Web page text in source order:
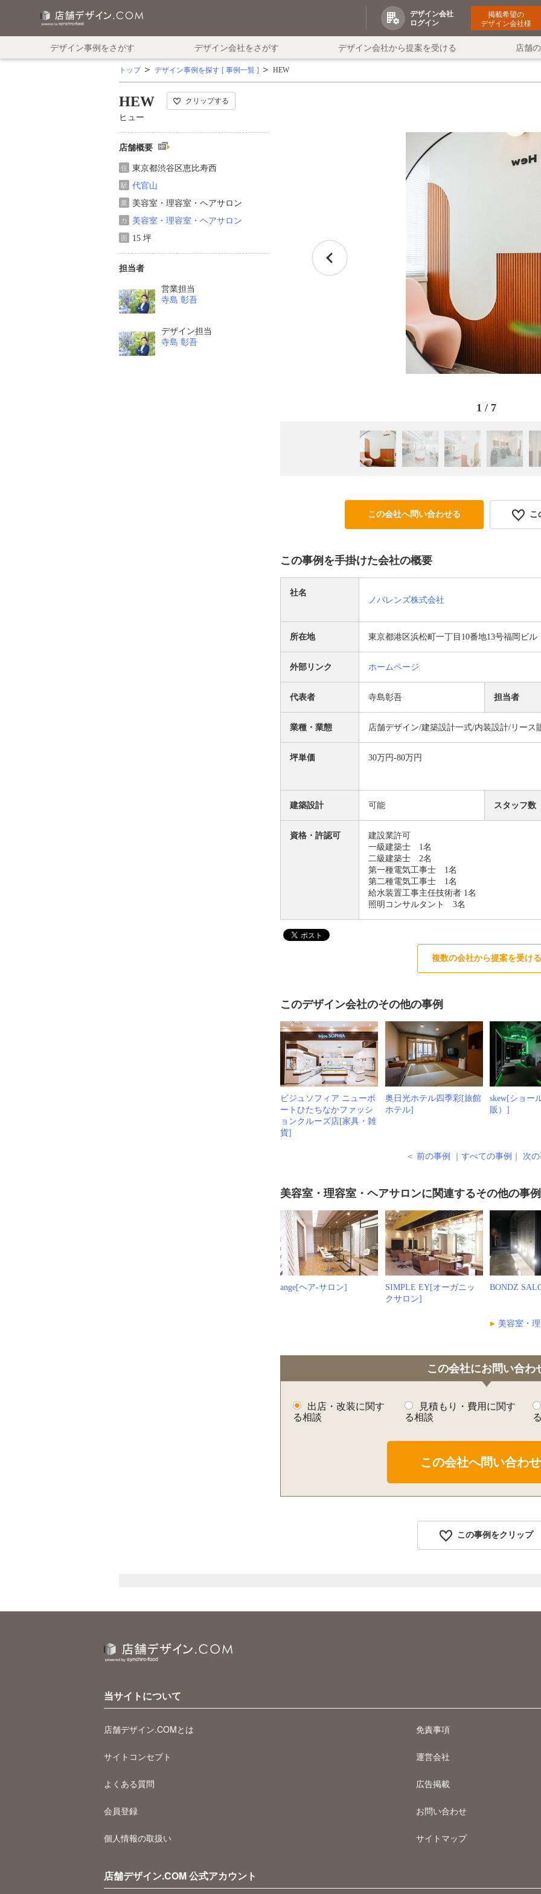
デザイン会社
ログイン
掲載希望の
デザイン会社様
デザイン事例をさがす デザイン会社をさがす デザイン会社から提案を受ける 店舗
トップ デザイン事例を探す [ 事例一覧 ] HEW
HEW
ヒュー
クリップする
店舗概要
住 東京都渋谷区恵比寿西
駅 代官山
業 美容室・理容室・ヘアサロン
カ 美容室・理容室・ヘアサロン
面 15 坪
担当者
営業担当
寺島 彰吾
デザイン担当
寺島 彰吾
1 / 7
この会社へ問い合わせる こ
この事例を手掛けた会社の概要
社名
ノバレンズ株式会社
所在地 東京都港区浜松町一丁目10番地13号福岡ビル
外部リンク ホームページ
代表者 寺島彰吾 担当者
業種・業態 店舗デザイン/建築設計一式/内装設計/リース
坪単価 30万円-80万円
建築設計 可能 スタッフ数
資格・許認可
建設業許可
一級建築士 1名
二級建築士 2名
第一種電気工事士 1名
第二種電気工事士 1名
給水装置工事主任技術者 1名
照明コンサルタント 3名
複数の会社から提案を受ける
このデザイン会社のその他の事例
ビジュソフィア ニューポ
ートひたちなかファッシ
ョンクルーズ店[家具・雑
貨]
奥日光ホテル四季彩[旅館
ホテル]
skew[ショー
販）]
＜ 前の事例 すべての事例 次
美容室・理容室・ヘアサロンに関連するその他の事例
ange[ヘア-サロン]
SIMPLE EY[オーガニッ
クサロン]
BONDZ
美容室・
この会社にお問い合わ
出店・改装に関す
る相談
見積もり・費用に関す
る相談
この事例をクリップ
当サイトについて
店舗デザイン.COMとは
サイトコンセプト
よくある質問
会員登録
個人情報の取扱い
免責事項
運営会社
広告掲載
お問い合わせ
サイトマップ
店舗デザイン.COM 公式アカウント